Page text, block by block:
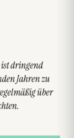
ist dringend
Jahren zu
über